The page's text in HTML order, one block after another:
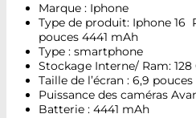
Marque : Iphone
Type de produit: Iphone 16
pouces 4441 mAh
Type : smartphone
Stockage Interne/ Ram: 128
Taille de l’écran : 6,9 pouces
Puissance des caméras
Batterie : 4441 mAh